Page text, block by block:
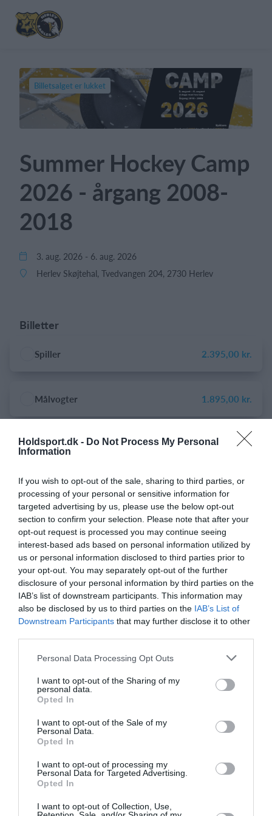
Holdsport.dk - Do Not Process My Personal
Information
If you wish to opt-out of the sale, sharing to third parties, or
processing of your personal or sensitive information for
targeted advertising by us, please use the below opt-out
section to confirm your selection. Please note that after your
opt-out request is processed you may continue seeing
interest-based ads based on personal information utilized by
us or personal information disclosed to third parties prior to
your opt-out. You may separately opt-out of the further
disclosure of your personal information by third parties on the
IAB’s list of downstream participants. This information may
also be disclosed by us to third parties on the IAB’s List of
Downstream Participants that may further disclose it to other
Personal Data Processing Opt Outs
I want to opt-out of the Sharing of my
personal data.
Opted In
I want to opt-out of the Sale of my
Personal Data.
Opted In
I want to opt-out of processing my
Personal Data for Targeted Advertising.
Opted In
I want to opt-out of Collection, Use,
Billetsalget er lukket
Summer Hockey Camp
2026 - årgang 2008-
2018
3. aug. 2026 - 6. aug. 2026
Herlev Skøjtehal, Tvedvangen 204, 2730 Herlev
Billetter
Spiller 2.395,00 kr.
Målvogter 1.895,00 kr.
Træner/frivillig 0,00 kr.
Om eventet
Herlev Ishockey Klub byder i samarbejde med Herlev Eagles
velkommen til Summer Hockey Camp 2026 - Årgang 2008-
2018
Vi har taget erfaringerne med fra de sidste 2 års Summer
Camps (og mange vinter og efterårs camps) og lavet 4
fantastiske dage med ishockey og socialt samvær
Campen er åben for alle klubber
planlægning og gennemførelse af træningerne. De bliver
Asperup, Oliver True og Marius Kring.
Deltagerne inddeles i grupper efter årgang med ca. 25
deltagere i hver gruppe.
Prisen pr. spiller 2.395 kr. og pr. målmand 1.895 kr.
I prisen er følgende inkluderet:
2 ispas per dag - skøjteteknik og skillstræning